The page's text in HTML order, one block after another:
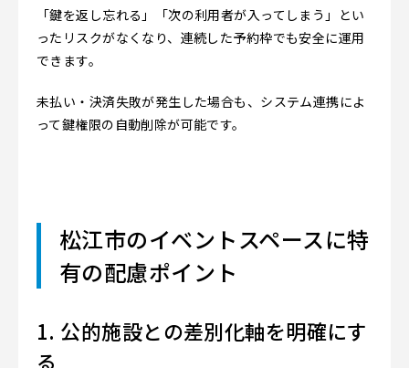
「鍵を返し忘れる」「次の利用者が入ってしまう」とい
ったリスクがなくなり、連続した予約枠でも安全に運用
できます。
未払い・決済失敗が発生した場合も、システム連携によ
って鍵権限の自動削除が可能です。
松江市のイベントスペースに特
有の配慮ポイント
1. 公的施設との差別化軸を明確にす
る